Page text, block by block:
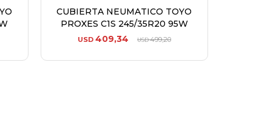
CUBIERTA NEUMATICO TOYO
PROXES C1S 245/35R20 95W
USD 409,34 USD499,20